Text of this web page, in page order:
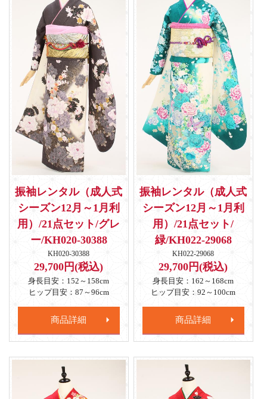
振袖レンタル（成人式
シーズン12月～1月利
用）/21点セット/グレ
ー/KH020-30388
KH020-30388
29,700円(税込)
身長目安：152～158cm
ヒップ目安：87～96cm
商品詳細
振袖レンタル（成人式
シーズン12月～1月利
用）/21点セット/
緑/KH022-29068
KH022-29068
29,700円(税込)
身長目安：162～168cm
ヒップ目安：92～100cm
商品詳細